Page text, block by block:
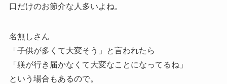
口だけのお節介な人多いよね。
名無しさん
「子供が多くて大変そう」と言われたら
「躾が行き届かなくて大変なことになってるね」
という場合もあるので。